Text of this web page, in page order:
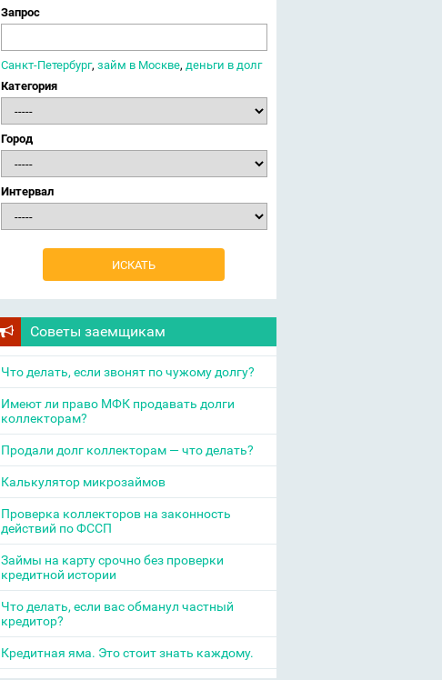
Запрос
Санкт-Петербург, займ в Москве, деньги в долг
Категория
Город
Интервал
Советы заемщикам
Что делать, если звонят по чужому долгу?
Имеют ли право МФК продавать долги
коллекторам?
Продали долг коллекторам — что делать?
Калькулятор микрозаймов
Проверка коллекторов на законность
действий по ФССП
Займы на карту срочно без проверки
кредитной истории
Что делать, если вас обманул частный
кредитор?
Кредитная яма. Это стоит знать каждому.